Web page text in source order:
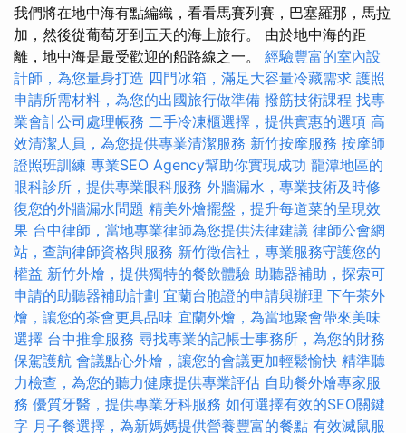
我們將在地中海有點編織，看看馬賽列賽，巴塞羅那，馬拉
加，然後從葡萄牙到五天的海上旅行。 由於地中海的距
離，地中海是最受歡迎的船路線之一。 經驗豐富的室內設
計師，為您量身打造 四門冰箱，滿足大容量冷藏需求 護照
申請所需材料，為您的出國旅行做準備 撥筋技術課程 找專
業會計公司處理帳務 二手冷凍櫃選擇，提供實惠的選項 高
效清潔人員，為您提供專業清潔服務 新竹按摩服務 按摩師
證照班訓練 專業SEO Agency幫助你實現成功 龍潭地區的
眼科診所，提供專業眼科服務 外牆漏水，專業技術及時修
復您的外牆漏水問題 精美外燴擺盤，提升每道菜的呈現效
果 台中律師，當地專業律師為您提供法律建議 律師公會網
站，查詢律師資格與服務 新竹徵信社，專業服務守護您的
權益 新竹外燴，提供獨特的餐飲體驗 助聽器補助，探索可
申請的助聽器補助計劃 宜蘭台胞證的申請與辦理 下午茶外
燴，讓您的茶會更具品味 宜蘭外燴，為當地聚會帶來美味
選擇 台中推拿服務 尋找專業的記帳士事務所，為您的財務
保駕護航 會議點心外燴，讓您的會議更加輕鬆愉快 精準聽
力檢查，為您的聽力健康提供專業評估 自助餐外燴專家服
務 優質牙醫，提供專業牙科服務 如何選擇有效的SEO關鍵
字 月子餐選擇，為新媽媽提供營養豐富的餐點 有效滅鼠服